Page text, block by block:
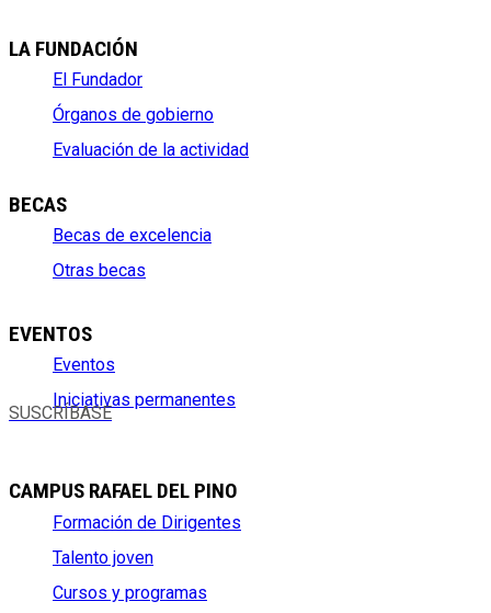
LA FUNDACIÓN
El Fundador
Órganos de gobierno
Evaluación de la actividad
BECAS
Becas de excelencia
Otras becas
EVENTOS
Eventos
Iniciativas permanentes
SUSCRÍBASE
CAMPUS RAFAEL DEL PINO
Formación de Dirigentes
Talento joven
Cursos y programas